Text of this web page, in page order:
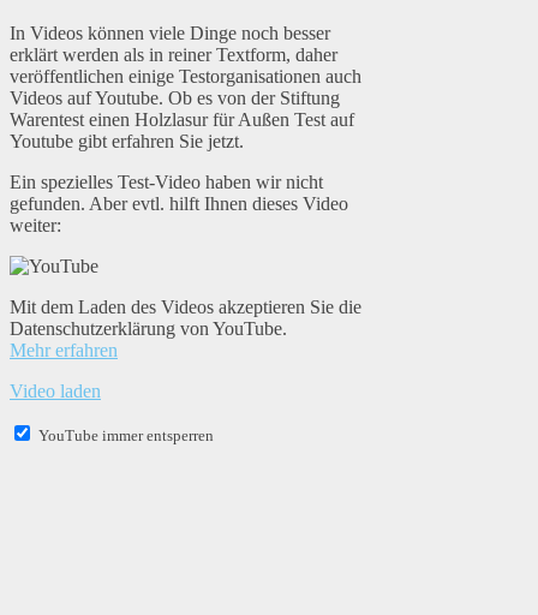
In Videos können viele Dinge noch besser
erklärt werden als in reiner Textform, daher
veröffentlichen einige Testorganisationen auch
Videos auf Youtube. Ob es von der Stiftung
Warentest einen Holzlasur für Außen Test auf
Youtube gibt erfahren Sie jetzt.
Ein spezielles Test-Video haben wir nicht
gefunden. Aber evtl. hilft Ihnen dieses Video
weiter:
Mit dem Laden des Videos akzeptieren Sie die
Datenschutzerklärung von YouTube.
Mehr erfahren
Video laden
YouTube immer entsperren